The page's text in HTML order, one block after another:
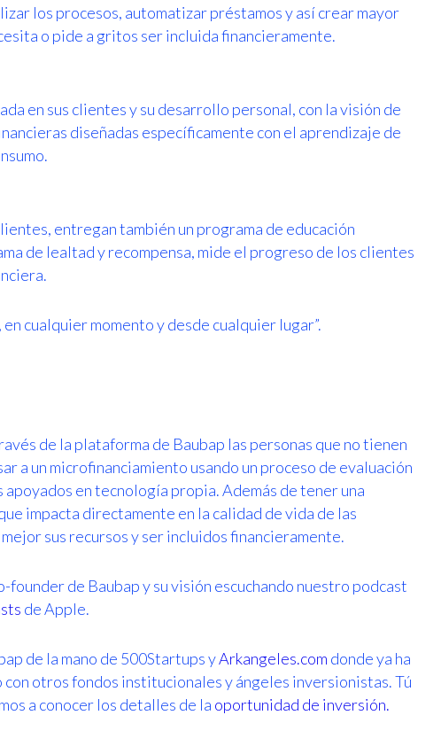
los procesos, automatizar préstamos y así crear mayor
o pide a gritos ser incluida financieramente.
en sus clientes y su desarrollo personal, con la visión de
diseñadas específicamente con el aprendizaje de
entregan también un programa de educación
de lealtad y recompensa, mide el progreso de los clientes
cualquier momento y desde cualquier lugar”.
de la plataforma de Baubap las personas que no tienen
a un microfinanciamiento usando un proceso de evaluación
en tecnología propia. Además de tener una
impacta directamente en la calidad de vida de las
sus recursos y ser incluidos financieramente.
founder de Baubap y su visión escuchando nuestro podcast
de Apple.
de la mano de 500Startups yArkangeles.com donde ya ha
otros fondos institucionales y ángeles inversionistas. Tú
a conocer los detalles de la oportunidad de inversión.